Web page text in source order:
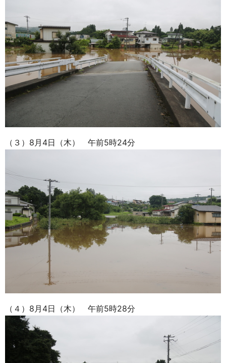
（３）8月4日（木） 午前5時24分
（４）8月4日（木） 午前5時28分